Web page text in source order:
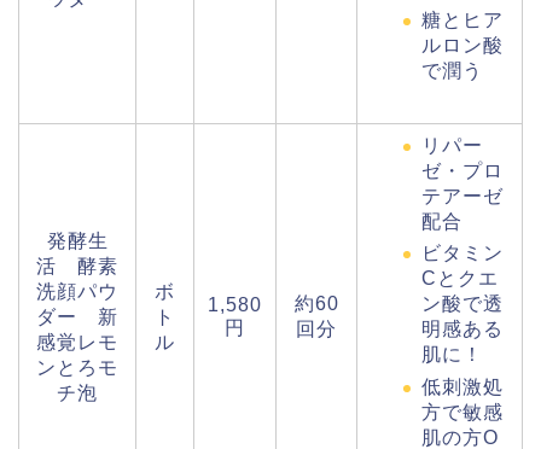
糖とヒア
ルロン酸
で潤う
発酵生
活 酵素
洗顔パウ
ダー 新
感覚レモ
ンとろモ
チ泡
ボ
ト
ル
1,580
円
約60
回分
リパー
ゼ・プロ
テアーゼ
配合
ビタミン
Cとクエ
ン酸で透
明感ある
肌に！
低刺激処
方で敏感
肌の方O